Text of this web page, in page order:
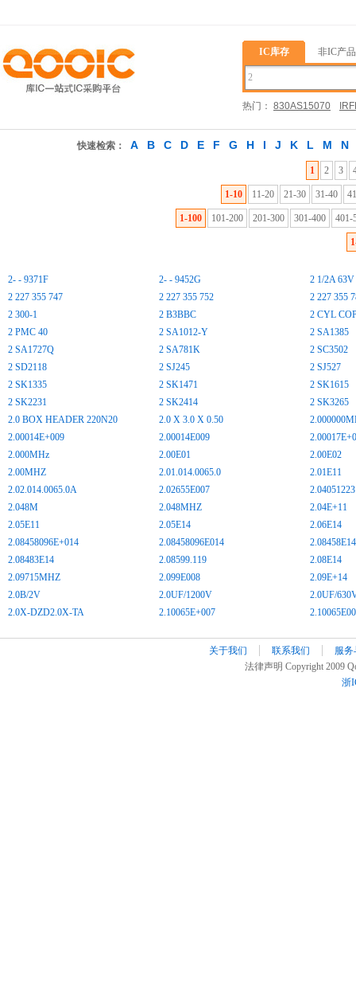
IC库存 非IC产品
热门： 830AS15070
快速检索： A B C D E F G H I J K L M N
1 2 3
1-10 11-20 21-30 31-40
1-100 101-200 201-300 301-400 401-
2- - 9371F 2- - 9452G
2 1/2A 63V
2 227 355 747
2 227 355 752
2 227 355
2 300-1
2 B3BBC
2 CYL
2 PMC 40
2 SA1012-Y
2 SA1385
2 SA1727Q
2 SA781K
2 SC3502
2 SD2118
2 SJ245
2 SJ527
2 SK1335
2 SK1471
2 SK1615
2 SK2231
2 SK2414
2 SK3265
2.0 BOX HEADER 220N20
2.0 X 3.0 X 0.50
2.00014E+009
2.00014E009
2.000MHz
2.00E01
2.00E02
2.00MHZ
2.01.014.0065.0
2.01E11
2.02.014.0065.0A
2.02655E007
2.048M
2.048MHZ
2.04E+11
2.05E11
2.05E14
2.06E14
2.08458096E+014
2.08458096E014
2.08458E14
2.08483E14
2.08599.119
2.08E14
2.09715MHZ
2.099E008
2.09E+14
2.0B/2V
2.0UF/1200V
2.0UF/
2.0X-DZD2.0X-TA
2.10065E+007
关于我们 联系我们
服务
法律声明 Copyright 2009
浙